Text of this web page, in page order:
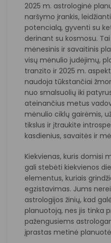
2025 m. astrologinė
naršymo įrankis,
potencialą, gyventi su
derinant su kosmosu.
mėnesinis ir savaitinis
visų mėnulio judėjimų,
tranzito ir 2025 m.
naudoja tūkstančiai
nuo ​​smalsuolių iki
ateinančius metus
mėnulio ciklų gairėmis,
tikslus ir įtraukite
kasdienius, savaitės ir
Kiekvienas, kuris domisi
gali stebėti kiekvienos
elementus, kuriais
egzistavimas. Jums
astrologijos žinių, kad
planuotoją, nes jis tinka
pažengusiems
įprastas metinė